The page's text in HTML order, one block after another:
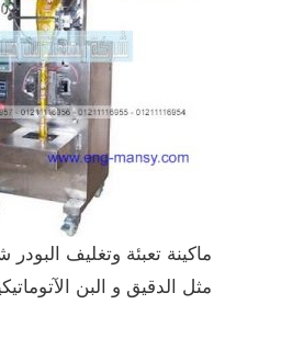
ماكينة تعبئة وتغليف البودر
مثل الدقيق و البن